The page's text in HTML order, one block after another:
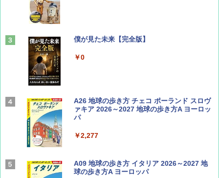
山と溪谷 2026年8月号「南アルプス大全」
￥1,540
Coyote No.89 特集 星野道夫 夢見る旅
￥1,540
AIRLINE（エアライン）2026年9月号【特
集】ボーイング110周年を祝して！
僕が見た未来【完全版】
￥0
A26 地球の歩き方 チェコ ポーランド スロヴ
ァキア 2026～2027 地球の歩き方A ヨーロッ
パ
￥2,277
A09 地球の歩き方 イタリア 2026～2027 地
球の歩き方A ヨーロッパ